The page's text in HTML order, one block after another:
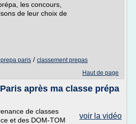
les concours,
de leur choix de
paris / classement prepas
Haut de page
après ma classe prépa
voir la vidéo
de classes
et des DOM-TOM